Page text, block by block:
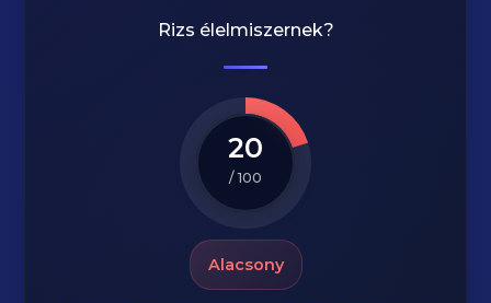
Rizs élelmiszernek?
20
/ 100
Alacsony